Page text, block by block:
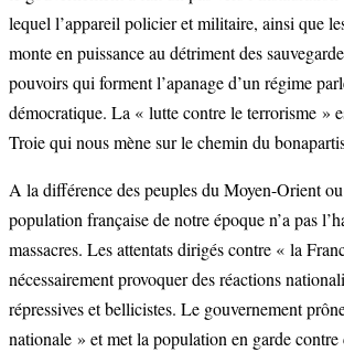
lequel l’appareil policier et militaire, ainsi que
monte en puissance au détriment des
pouvoirs qui forment l’apanage d’un régime
démocratique. La « lutte contre le terrorisme »
Troie qui nous mène sur le chemin du
A la différence des peuples du Moyen-Orient
population française de notre époque n’a pas
massacres. Les attentats dirigés contre « la
nécessairement provoquer des réactions
répressives et bellicistes. Le gouvernement
nationale » et met la population en garde